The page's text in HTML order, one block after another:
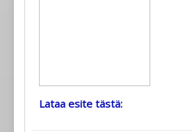
Lataa esite tästä: